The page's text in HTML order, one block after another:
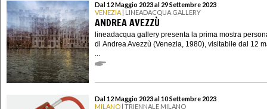
Dal 12 Maggio 2023 al 29 Settembre 2023
VENEZIA | LINEADACQUA GALLERY
ANDREA AVEZZÙ
lineadacqua gallery presenta la prima mostra
di Andrea Avezzù (Venezia, 1980), visitabile dal 12
Dal 12 Maggio 2023 al 10 Settembre 2023
MILANO | TRIENNALE MILANO